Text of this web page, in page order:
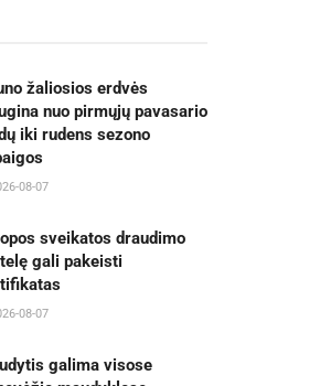
žaliosios erdvės
nuo pirmųjų pavasario
iki rudens sezono
08-07
sveikatos draudimo
gali pakeisti
08-07
galima visose